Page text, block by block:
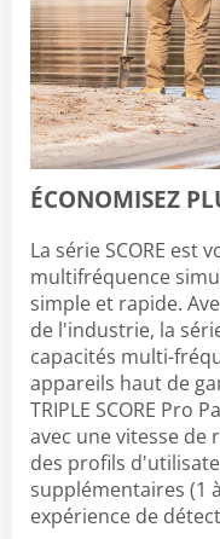
ÉCONOMISEZ
La série SCORE
multifréquence
simple et rapide.
de l'industrie, la
capacités multi-
appareils haut de
TRIPLE SCORE Pro
avec une vitesse de
des profils
supplémentaires (1
expérience de